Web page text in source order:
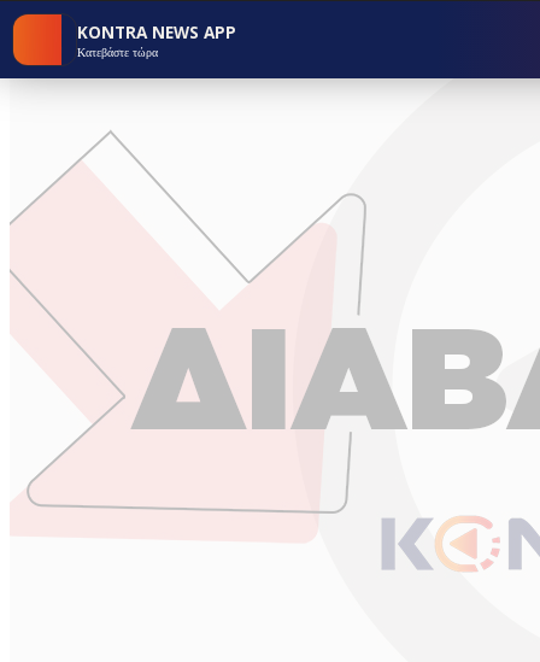
KONTRA NEWS APP
Κατεβάστε τώρα